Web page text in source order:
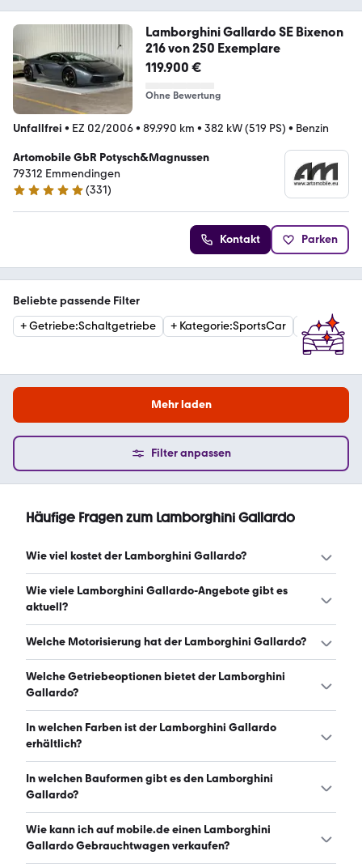
Lamborghini Gallardo SE Bixenon
216 von 250 Exemplare
119.900 €
Ohne Bewertung
Unfallfrei • EZ 02/2006• 89.990 km • 382 kW (519 PS) • Benzin
Artomobile GbR Potysch&Magnussen
79312 Emmendingen
4.8 Sterne
(331)
Kontakt Parken
Beliebte passende Filter
+Getriebe:Schaltgetriebe + Kategorie:SportsCar Kategorie
Mehr laden
Filter anpassen
Häufige Fragen zum Lamborghini Gallardo
Wie viel kostet der Lamborghini Gallardo?
Ein guter Preis für einen Lamborghini Gallardo liegt
zwischen 106.625 € und 169.900 €. (Stand: 6.8.2026)
Wie viele Lamborghini Gallardo-Angebote gibt es
aktuell?
Es gibt insgesamt 90 Lamborghini Gallardo bei mobile.de,
6.8.2026)
Welche Motorisierung hat der Lamborghini Gallardo?
Der Lamborghini Gallardo hat Leistungen zwischen 500
und 570 PS. (Stand: 6.8.2026)
Welche Getriebeoptionen bietet der Lamborghini
Gallardo?
Der Lamborghini Gallardo ist mit automatischem,
halbautomatischem und manuellem Getriebe erhältlich.
In welchen Farben ist der Lamborghini Gallardo
erhältlich?
Den Lamborghini Gallardo gibt es in folgenden Farben:
weiß, schwarz, orange, grau, rot, blau, gelb, grün und
In welchen Bauformen gibt es den Lamborghini
Gallardo?
Den Lamborghini Gallardo gibt es in folgenden
Bauformen: Sportwagen/Coupé und Cabrio. (Stand:
Wie kann ich auf mobile.de einen Lamborghini
Gallardo Gebrauchtwagen verkaufen?